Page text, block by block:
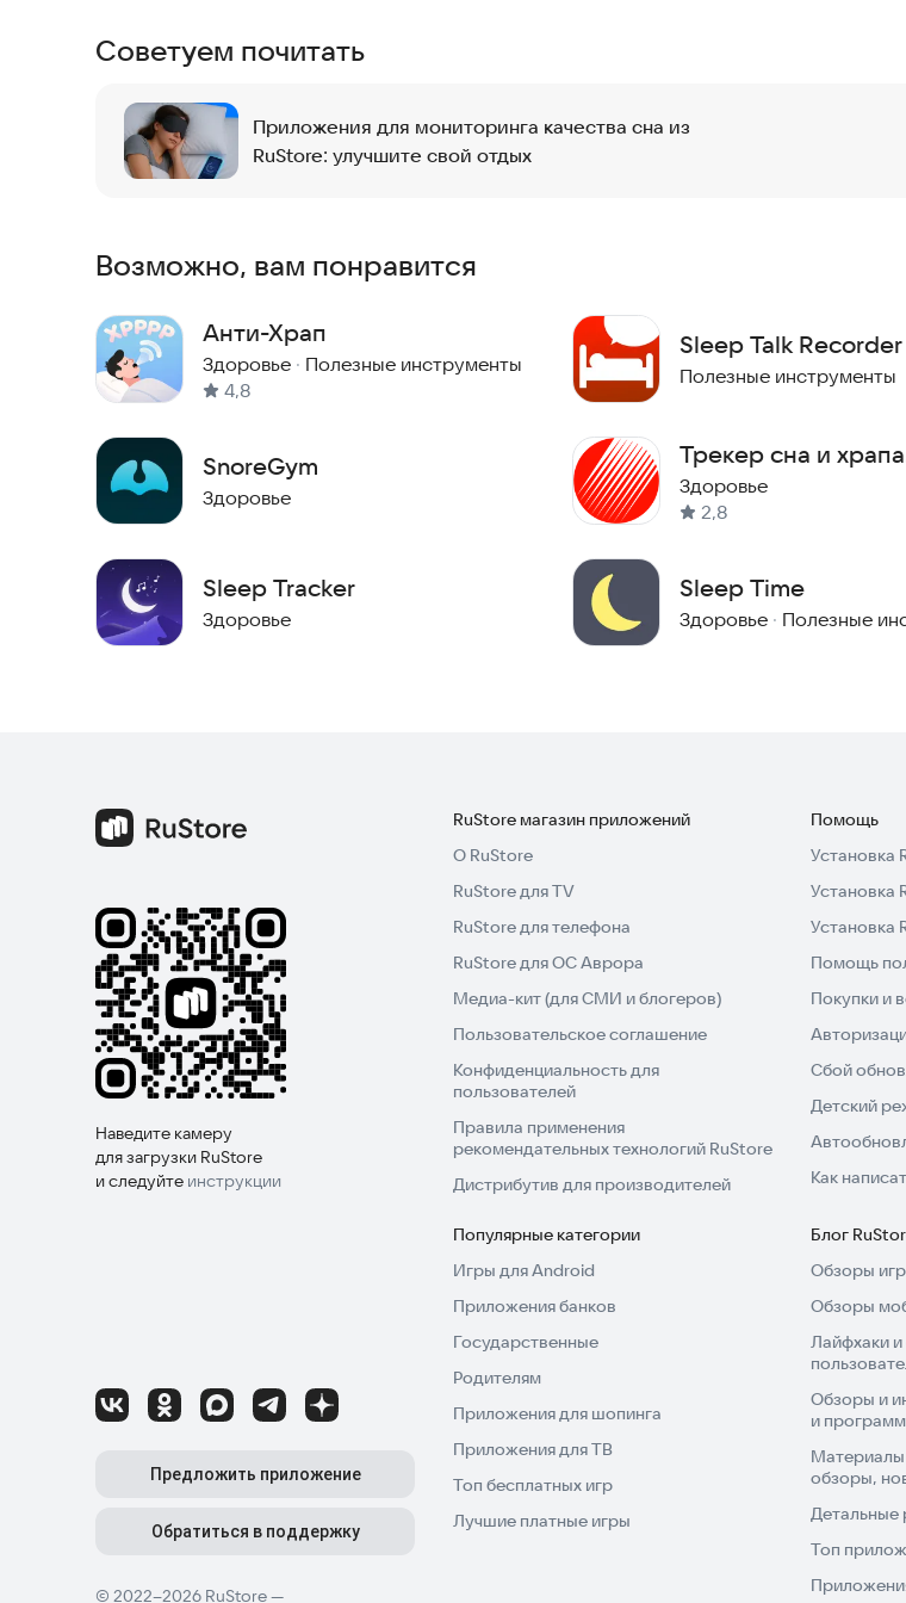
мурлыкаете, подобно котенку? Узнайте правду с помощью SnoreLab! Какова ваша оценка
Попробуйте SnoreLab прямо сейчас, чтобы узнать, как вы храпите, и найти способ
Советуем почитать
Приложения для мониторинга качества сна из
RuStore: улучшите свой отдых
Возможно, вам понравится
Анти-Храп
Здоровье · Полезные инструменты
4,8
SnoreGym
Здоровье
Sleep Tracker
Здоровье
Sleep Talk Recorder
Полезные инструменты
Трекер сна и
сна
Здоровье
2,8
Sleep Time
Здоровье · Полезные
Наведите камеру
для загрузки RuStore
и следуйте инструкции
© 2022–2026 RuStore —
Предложить приложение
Обратиться в поддержку
RuStore магазин приложений
О RuStore
RuStore для TV
RuStore для телефона
RuStore для ОС Аврора
Медиа-кит (для СМИ и блогеров)
Пользовательское соглашение
Конфиденциальность для
пользователей
Правила применения
рекомендательных технологий RuStore
Дистрибутив для производителей
Помощь
Установка
Установка
Установка
Помощь
Покупки и
Сбой
Детский
Как
Популярные категории
Игры для Android
Приложения банков
Государственные
Родителям
Приложения для шопинга
Приложения для ТВ
Топ бесплатных игр
Лучшие платные игры
Блог
Обзоры
Обзоры
Лайфхаки
Обзоры и
и программ
Материалы
обзоры,
Детальные
Топ